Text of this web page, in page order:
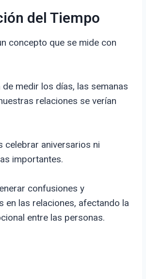
del Tiempo
concepto que se mide con
de medir los días, las semanas
relaciones se verían
celebrar aniversarios ni
importantes.
confusiones y
en las relaciones, afectando la
entre las personas.